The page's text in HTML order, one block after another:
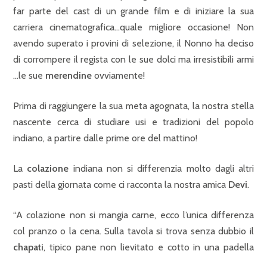
far parte del cast di un grande film e di iniziare la sua
carriera cinematografica…quale migliore occasione! Non
avendo superato i provini di selezione, il Nonno ha deciso
di corrompere il regista con le sue dolci ma irresistibili armi
…le sue merendine ovviamente!
Prima di raggiungere la sua meta agognata, la nostra stella
nascente cerca di studiare usi e tradizioni del popolo
indiano, a partire dalle prime ore del mattino!
La colazione indiana non si differenzia molto dagli altri
pasti della giornata come ci racconta la nostra amica Devi.
“A colazione non si mangia carne, ecco l’unica differenza
col pranzo o la cena. Sulla tavola si trova senza dubbio il
chapati, tipico pane non lievitato e cotto in una padella